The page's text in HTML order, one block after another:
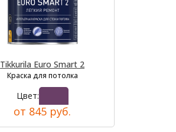
Tikkurila Euro Smart 2
Краска для потолка
Цвет:
от 845 руб.